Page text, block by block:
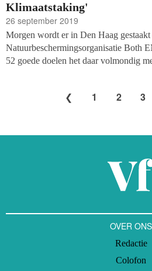
Klimaatstaking'
26 september 2019
Morgen wordt er in Den Haag
Natuurbeschermingsorganisatie Both
52 goede doelen het daar volmondig
1 2 3
OVER ONS
Redactie
Colofon